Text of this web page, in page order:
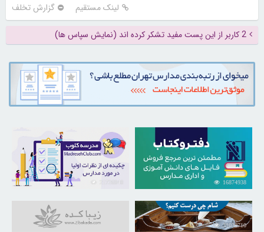
لینک مستقیم گزارش تخلف
2 کاربر از این پست مفید تشکر کرده اند (نمایش سپاس ها)
16874938
31038710